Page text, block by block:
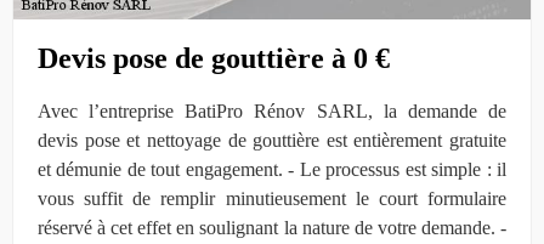
Devis pose de gouttière à 0 €
Avec l’entreprise BatiPro Rénov SARL, la demande de
devis pose et nettoyage de gouttière est entièrement gratuite
et démunie de tout engagement. - Le processus est simple : il
vous suffit de remplir minutieusement le court formulaire
réservé à cet effet en soulignant la nature de votre demande. -